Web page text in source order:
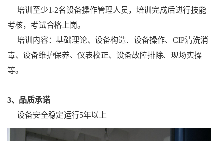
培训至少1-2名设备操作管理人员，培训完成后进行技能
考核，考试合格上岗。
培训内容：基础理论、设备构造、设备操作、CIP清洗消
毒、设备维护保养、仪表校正、设备故障排除、现场实操
等。
3、品质承诺
设备安全稳定运行5年以上